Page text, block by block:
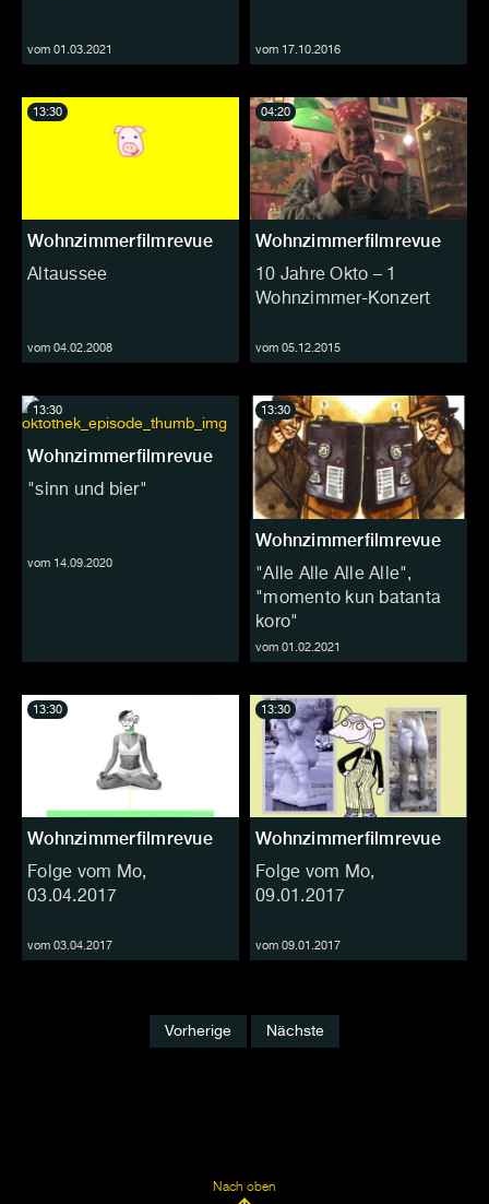
vom 01.03.2021 vom 17.10.2016
Wohnzimmerfilmrevue
Altaussee
vom 04.02.2008
13:30
Wohnzimmerfilmrevue
10 Jahre Okto – 1
Wohnzimmer-Konzert
vom 05.12.2015
04:20
Wohnzimmerfilmrevue
"sinn und bier"
vom 14.09.2020
13:30
Wohnzimmerfilmrevue
"Alle Alle Alle Alle",
"momento kun batanta
koro"
vom 01.02.2021
13:30
Wohnzimmerfilmrevue
Folge vom Mo,
03.04.2017
vom 03.04.2017
13:30
Wohnzimmerfilmrevue
Folge vom Mo,
09.01.2017
vom 09.01.2017
13:30
Vorherige Nächste
Nach oben